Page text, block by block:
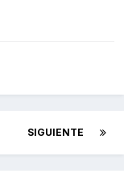
SIGUIENTE